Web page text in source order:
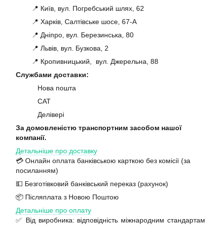
📍 Київ, вул. Погребський шлях, 62
📍 Харків, Салтівське шосе, 67-А
📍 Дніпро, вул. Березинська, 80
📍 Львів, вул. Бузкова, 2
📍 Кропивницький, вул. Джерельна, 88
Службами доставки:
Нова пошта
САТ
Делівері
За домовленістю транспортним засобом нашої
компанії.
Детальніше про доставку
💳 Онлайн оплата банківською карткою без комісії (за
посиланням)
💵 Безготівковий банківський переказ (рахунок)
📦 Післяплата з Новою Поштою
Детальніше про оплату
✅ Від виробника: відповідність міжнародним стандартам